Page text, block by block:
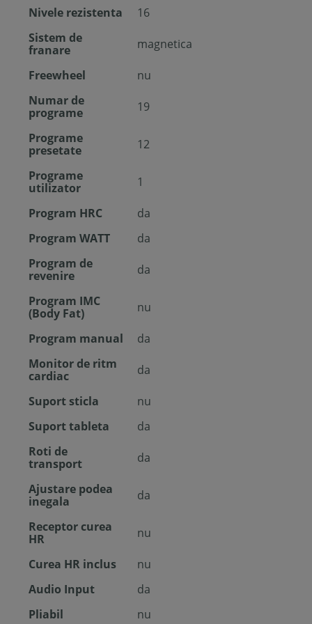
Nivele rezistenta
16
Sistem de
franare
magnetica
Freewheel
nu
Numar de
programe
19
Programe
presetate
12
Programe
utilizator
1
Program HRC
da
Program WATT
da
Program de
revenire
da
Program IMC
(Body Fat)
nu
Program manual
da
Monitor de ritm
cardiac
da
Suport sticla
nu
Suport tableta
da
Roti de
transport
da
Ajustare podea
inegala
da
Receptor curea
HR
nu
Curea HR inclus
nu
Audio Input
da
Pliabil
nu